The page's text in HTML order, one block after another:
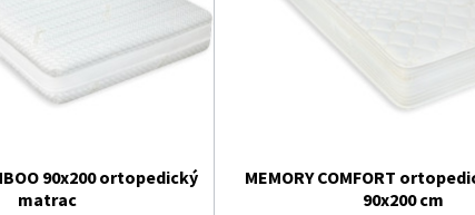
90x200 ortopedický
matrac
MEMORY COMFORT
90x200 cm